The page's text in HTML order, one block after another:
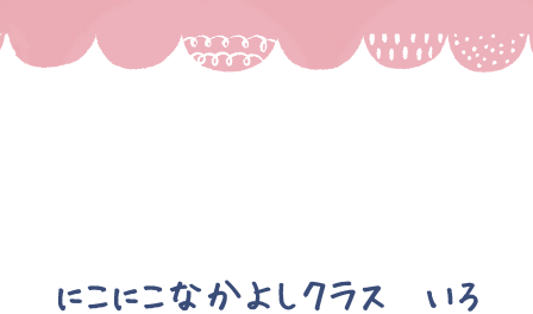
にこにこなかよしクラス いろ